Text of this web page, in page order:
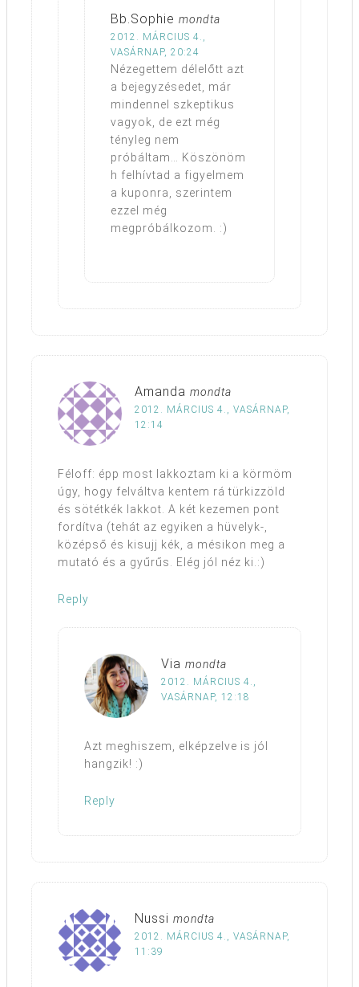
Bb.Sophie mondta
2012. MÁRCIUS 4.,
VASÁRNAP, 20:24
Nézegettem délelőtt azt
a bejegyzésedet, már
mindennel szkeptikus
vagyok, de ezt még
tényleg nem
próbáltam… Köszönöm
h felhívtad a figyelmem
a kuponra, szerintem
ezzel még
megpróbálkozom. :)
Amanda mondta
2012. MÁRCIUS 4., VASÁRNAP,
12:14
Féloff: épp most lakkoztam ki a körmöm
úgy, hogy felváltva kentem rá türkizzöld
és sötétkék lakkot. A két kezemen pont
fordítva (tehát az egyiken a hüvelyk-,
középső és kisujj kék, a mésikon meg a
mutató és a gyűrűs. Elég jól néz ki.:)
Reply
Via mondta
2012. MÁRCIUS 4.,
VASÁRNAP, 12:18
Azt meghiszem, elképzelve is jól
hangzik! :)
Reply
Nussi mondta
2012. MÁRCIUS 4., VASÁRNAP,
11:39